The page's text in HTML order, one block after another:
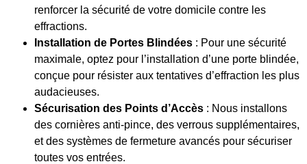
renforcer la sécurité de votre domicile contre les
effractions.
Installation de Portes Blindées : Pour une sécurité
maximale, optez pour l’installation d’une porte blindée,
conçue pour résister aux tentatives d’effraction les plus
audacieuses.
Sécurisation des Points d’Accès : Nous installons
des cornières anti-pince, des verrous supplémentaires,
et des systèmes de fermeture avancés pour sécuriser
toutes vos entrées.